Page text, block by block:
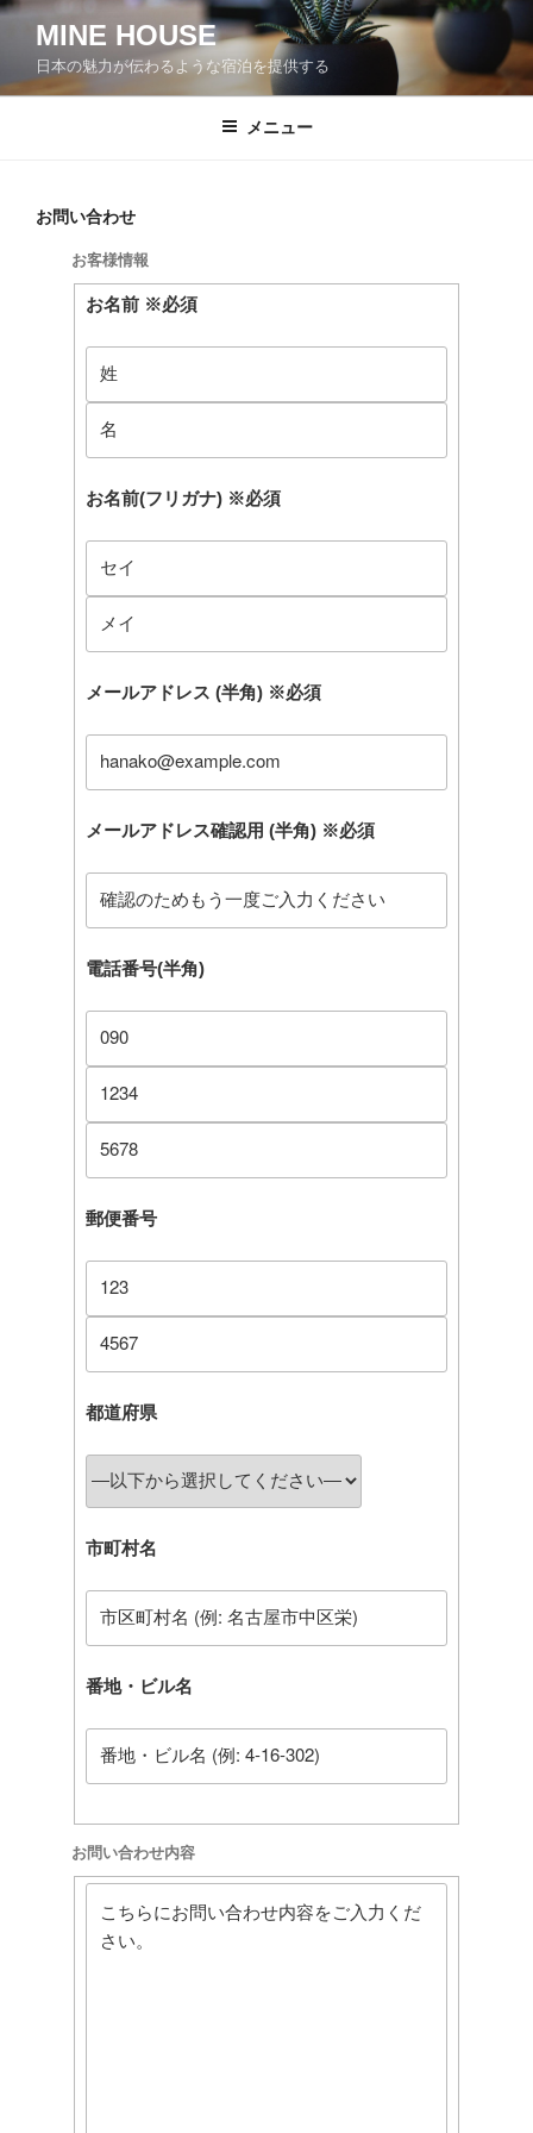
コ
ン
MINE HOUSE
日本の魅力が伝わるような宿泊を提供する
メニュー
お問い合わせ
お客様情報
お名前 ※必須
お名前(フリガナ) ※必須
メールアドレス (半角) ※必須
メールアドレス確認用 (半角) ※必須
電話番号(半角)
郵便番号
都道府県
市町村名
番地・ビル名
お問い合わせ内容